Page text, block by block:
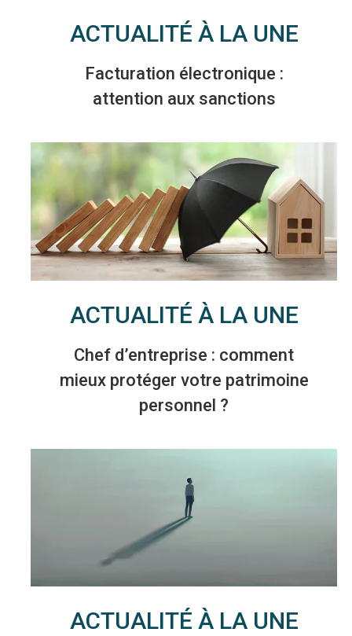
ACTUALITÉ À LA UNE
Facturation électronique :
attention aux sanctions
ACTUALITÉ À LA UNE
Chef d’entreprise : comment
mieux protéger votre patrimoine
personnel ?
ACTUALITÉ À LA UNE